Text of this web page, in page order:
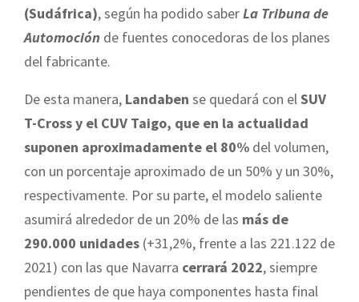
(Sudáfrica), según ha podido saberLa Tribuna de
Automoción de fuentes conocedoras de los planes
del fabricante.
De esta manera, Landaben se quedará con elSUV
T-Cross y el CUV Taigo, que en la actualidad
suponen aproximadamente el 80% del volumen,
con un porcentaje aproximado de un 50% y un 30%,
respectivamente. Por su parte, el modelo saliente
asumirá alrededor de un 20% de las más de
290.000 unidades (+31,2%, frente a las 221.122 de
2021) con las que Navarra cerrará 2022, siempre
pendientes de que haya componentes hasta final